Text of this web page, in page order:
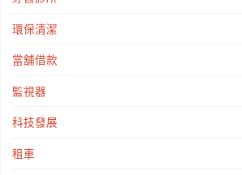
環保清潔
當舖借款
監視器
科技發展
租車